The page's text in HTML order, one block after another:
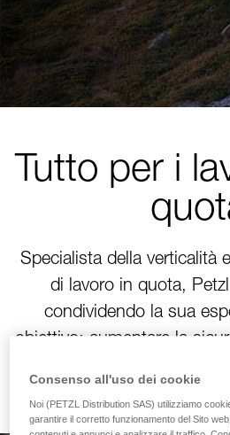
Tutto per i
Specialista della verticalità
di lavoro in quota,
condividendo la sua
obiettivo: aumentare la
Consenso all'uso dei cookie
Noi (PETZL Distribution SAS) utilizziamo
garantire il corretto funzionamento del Sito